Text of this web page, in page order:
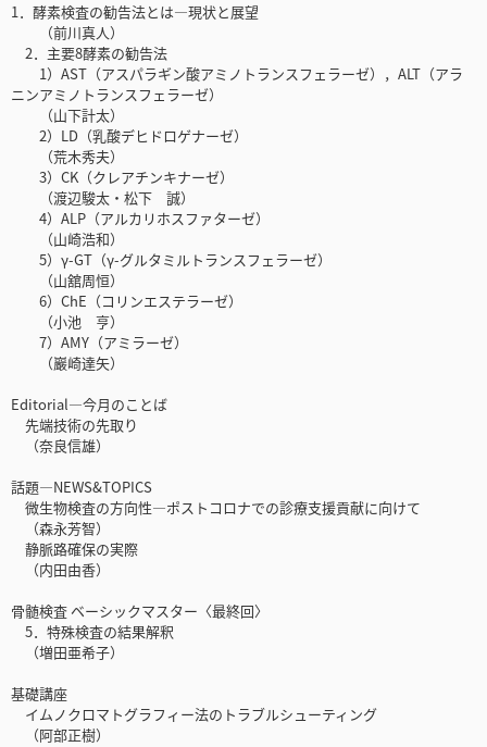
1．酵素検査の勧告法とは―現状と展望
（前川真人）
2．主要8酵素の勧告法
1）AST（アスパラギン酸アミノトランスフェラーゼ），ALT（アラ
ニンアミノトランスフェラーゼ）
（山下計太）
2）LD（乳酸デヒドロゲナーゼ）
（荒木秀夫）
3）CK（クレアチンキナーゼ）
（渡辺駿太・松下 誠）
4）ALP（アルカリホスファターゼ）
（山崎浩和）
5）γ-GT（γ-グルタミルトランスフェラーゼ）
（山舘周恒）
6）ChE（コリンエステラーゼ）
（小池 亨）
7）AMY（アミラーゼ）
（巖崎達矢）
Editorial―今月のことば
先端技術の先取り
（奈良信雄）
話題―NEWS&TOPICS
微生物検査の方向性―ポストコロナでの診療支援貢献に向けて
（森永芳智）
静脈路確保の実際
（内田由香）
骨髄検査 ベーシックマスター〈最終回〉
5．特殊検査の結果解釈
（増田亜希子）
基礎講座
イムノクロマトグラフィー法のトラブルシューティング
（阿部正樹）